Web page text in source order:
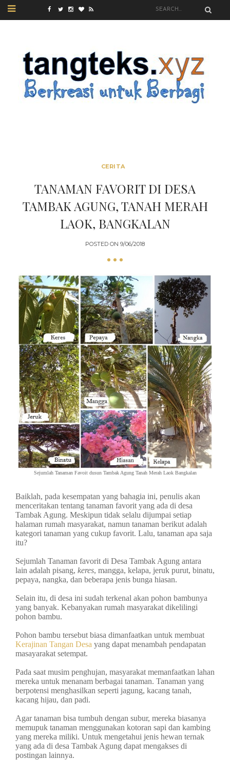
CERITA
TANAMAN FAVORIT DI DESA
TAMBAK AGUNG, TANAH MERAH
LAOK, BANGKALAN
POSTED ON 9/06/2018
Sejumlah Tanaman Favoit dusun Tambak Agung Tanah Merah Laok Bangkalan
Baiklah, pada kesempatan yang bahagia ini, penulis akan
menceritakan tentang tanaman favorit yang ada di desa
Tambak Agung. Meskipun tidak selalu dijumpai setiap
halaman rumah masyarakat, namun tanaman berikut adalah
kategori tanaman yang cukup favorit. Lalu, tanaman apa saja
itu?
Sejumlah Tanaman favorit di Desa Tambak Agung antara
lain adalah pisang, keres, mangga, kelapa, jeruk purut, binatu,
pepaya, nangka, dan beberapa jenis bunga hiasan.
Selain itu, di desa ini sudah terkenal akan pohon bambunya
yang banyak. Kebanyakan rumah masyarakat dikelilingi
pohon bambu.
Pohon bambu tersebut biasa dimanfaatkan untuk membuat
Kerajinan Tangan Desa yang dapat menambah pendapatan
masayarakat setempat.
Pada saat musim penghujan, masyarakat memanfaatkan lahan
mereka untuk menanam berbagai tanaman. Tanaman yang
berpotensi menghasilkan seperti jagung, kacang tanah,
kacang hijau, dan padi.
Agar tanaman bisa tumbuh dengan subur, mereka biasanya
memupuk tanaman menggunakan kotoran sapi dan kambing
yang mereka miliki. Untuk mengetahui jenis hewan ternak
yang ada di desa Tambak Agung dapat mengakses di
postingan lainnya.